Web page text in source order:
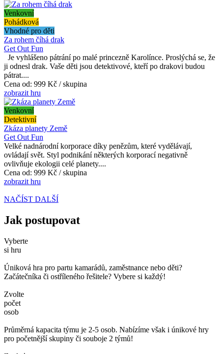
Venkovní
Pohádková
Vhodné pro děti
Za rohem číhá drak
Get Out Fun
Je vyhlášeno pátrání po malé princezně Karolínce. Proslýchá se, že
ji odnesl drak. Vaše děti jsou detektivové, kteří po drakovi budou
pátrat....
Cena od: 999 Kč / skupina
zobrazit hru
Venkovní
Detektivní
Zkáza planety Země
Get Out Fun
Velké nadnárodní korporace díky penězům, které vydělávají,
ovládají svět. Styl podnikání některých korporací negativně
ovlivňuje ekologii celé planety....
Cena od: 999 Kč / skupina
zobrazit hru
NAČÍST DALŠÍ
Jak postupovat
Vyberte
si hru
Úniková hra pro partu kamarádů, zaměstnance nebo děti?
Začátečníka či ostříleného řešitele? Vybere si každý!
Zvolte
počet
osob
Průměrná kapacita týmu je 2-5 osob. Nabízíme však i únikové hry
pro početnější skupiny či souboje 2 týmů!